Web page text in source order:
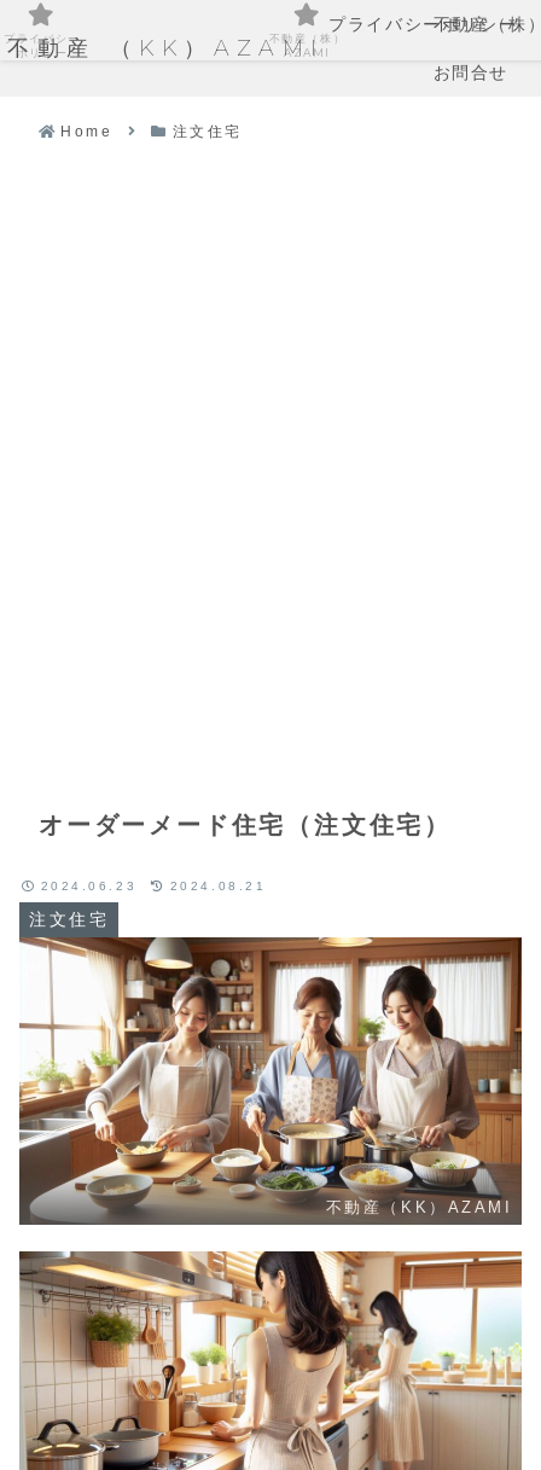
不動産 （KK）AZAMI
プライバシーポリシー
不動産（株
お問合せ
Home 注文住宅
オーダーメード住宅（注文住宅）
注文住宅
不動産（KK）AZAMI
2024.06.23 2024.08.21
プライバシー
ポリシー
不動産（株）
AZAMI